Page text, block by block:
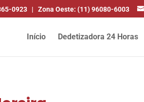
0923 |Zona Oeste: (11) 96080-6003
Início Dedetizadora 24 Horas